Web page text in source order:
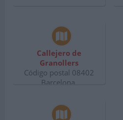
Callejero de
Granollers
Código postal 08402
Barcelona.